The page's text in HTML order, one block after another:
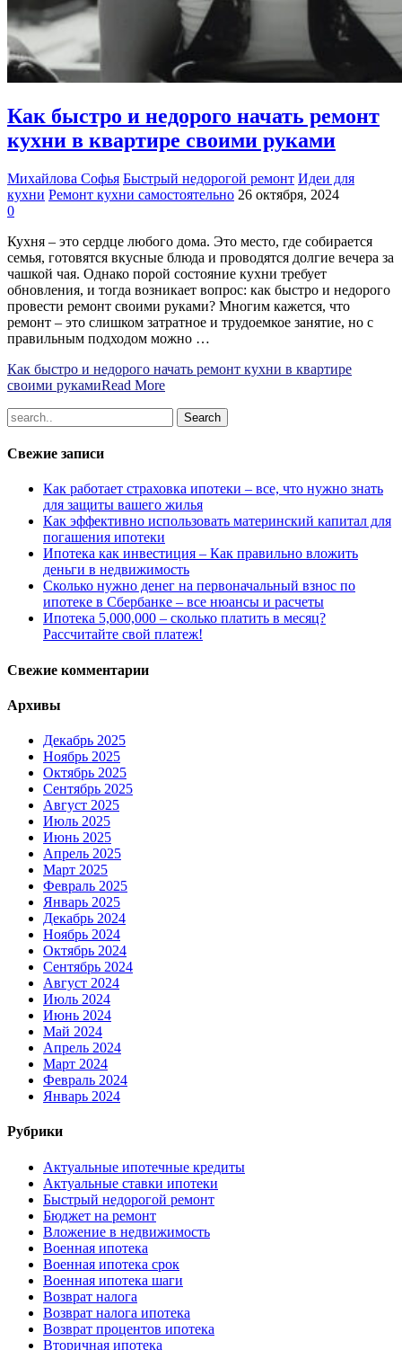
Как быстро и недорого начать ремонт
кухни в квартире своими руками
Михайлова Софья Быстрый недорогой ремонт Идеи для
кухни Ремонт кухни самостоятельно 26 октября, 2024
0
Кухня – это сердце любого дома. Это место, где собирается
семья, готовятся вкусные блюда и проводятся долгие вечера за
чашкой чая. Однако порой состояние кухни требует
обновления, и тогда возникает вопрос: как быстро и недорого
провести ремонт своими руками? Многим кажется, что
ремонт – это слишком затратное и трудоемкое занятие, но с
правильным подходом можно …
Как быстро и недорого начать ремонт кухни в квартире
своими рукамиRead More
Свежие записи
Как работает страховка ипотеки – все, что нужно знать
для защиты вашего жилья
Как эффективно использовать материнский капитал для
погашения ипотеки
Ипотека как инвестиция – Как правильно вложить
деньги в недвижимость
Сколько нужно денег на первоначальный взнос по
ипотеке в Сбербанке – все нюансы и расчеты
Ипотека 5,000,000 – сколько платить в месяц?
Рассчитайте свой платеж!
Свежие комментарии
Архивы
Декабрь 2025
Ноябрь 2025
Октябрь 2025
Сентябрь 2025
Август 2025
Июль 2025
Июнь 2025
Апрель 2025
Март 2025
Февраль 2025
Январь 2025
Декабрь 2024
Ноябрь 2024
Октябрь 2024
Сентябрь 2024
Август 2024
Июль 2024
Июнь 2024
Май 2024
Апрель 2024
Март 2024
Февраль 2024
Январь 2024
Рубрики
Актуальные ипотечные кредиты
Актуальные ставки ипотеки
Быстрый недорогой ремонт
Бюджет на ремонт
Вложение в недвижимость
Военная ипотека
Военная ипотека срок
Военная ипотека шаги
Возврат налога
Возврат налога ипотека
Возврат процентов ипотека
Вторичная ипотека